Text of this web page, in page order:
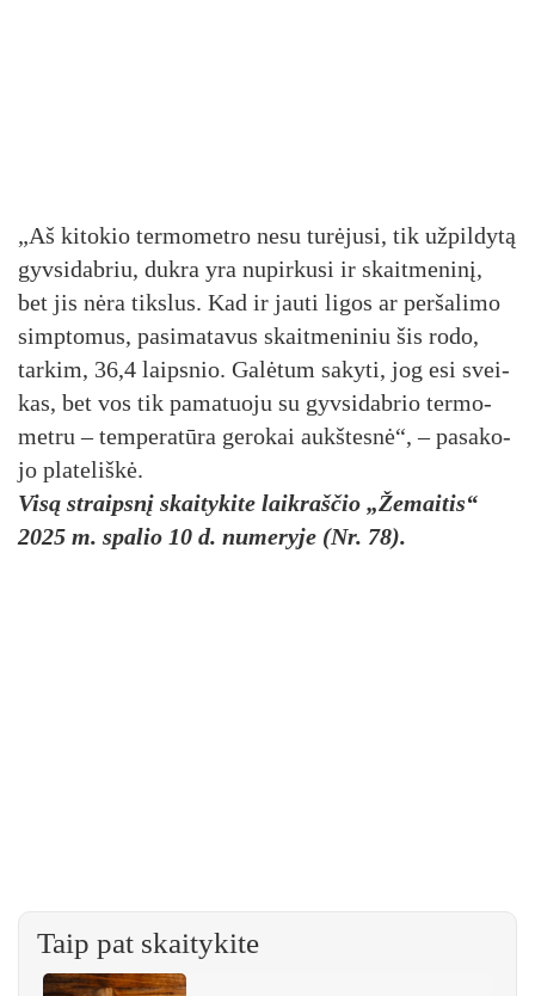
„Aš ki­to­kio ter­mo­met­ro ne­su tu­rė­ju­si, tik už­pil­dy­tą
gyv­si­dab­riu, duk­ra yra nu­pir­ku­si ir skait­me­ni­nį,
bet jis nė­ra tiks­lus. Kad ir jau­ti li­gos ar per­ša­li­mo
simp­to­mus, pa­si­ma­ta­vus skait­me­ni­niu šis ro­do,
tar­kim, 36,4 laips­nio. Ga­lė­tum sa­ky­ti, jog esi svei­
kas, bet vos tik pa­ma­tuo­ju su gyv­si­dab­rio ter­mo­
met­ru – tem­pe­ra­tū­ra ge­ro­kai aukš­tes­nė“, – pa­sa­ko­
jo pla­te­liš­kė.
Visą straipsnį skaitykite laikraščio „Žemaitis“
2025 m. spalio 10 d. numeryje (Nr. 78).
Taip pat skaitykite